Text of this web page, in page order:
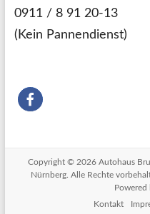
0911 / 8 91 20-13
(Kein Pannendienst)
Copyright © 2026Autohaus
Nürnberg. Alle Rechte
Kontakt